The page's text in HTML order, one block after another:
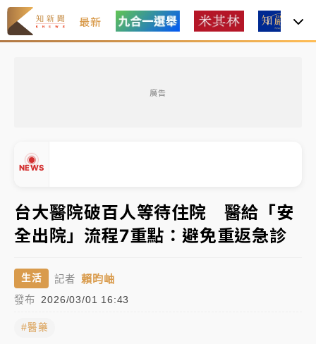
最新
廣告
NEWS
有片｜
連根拔起
中颱白海豚風雨來了！中部以北防豪雨 今晚、明天影
響最劇烈
白海豚逼近！北市水門只出不進 未移置車輛最高罰
油價持續凍漲！ 中油宣布下周一汽柴油價格維持不變
台大醫院破百人等待住院 醫給「安
全出院」流程7重點：避免重返急診
生活 記者 賴昀岫
發布 2026/03/01 16:43
#醫藥